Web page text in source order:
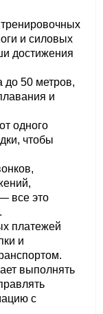
и силовых
достижения
до 50 метров,
и
одного
чтобы
все это
платежей
и
выполнять
с